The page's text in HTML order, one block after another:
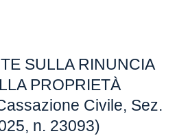
SULLA RINUNCIA
PROPRIETÀ
Civile, Sez.
n. 23093)